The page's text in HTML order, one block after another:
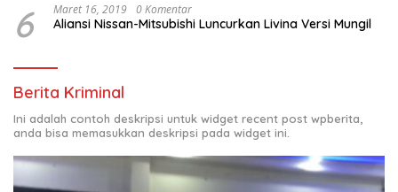
6 Maret 16, 2019 0 Komentar
Aliansi Nissan-Mitsubishi Luncurkan Livina Versi Mungil
Berita Kriminal
Ini adalah contoh deskripsi untuk widget recent post wpberita,
anda bisa memasukkan deskripsi pada widget ini.